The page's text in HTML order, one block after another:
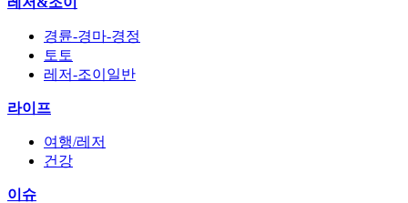
경륜-경마-경정
토토
레저-조이일반
라이프
여행/레저
건강
이슈